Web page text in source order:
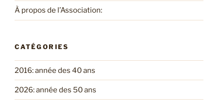
À propos de l’Association:
CATÉGORIES
2016: année des 40 ans
2026: année des 50 ans